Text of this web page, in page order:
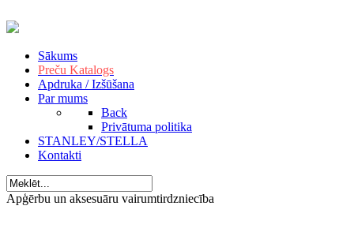
Sākums
Preču Katalogs
Apdruka / Izšūšana
Par mums
Back
Privātuma politika
STANLEY/STELLA
Kontakti
Apģērbu un aksesuāru vairumtirdzniecība